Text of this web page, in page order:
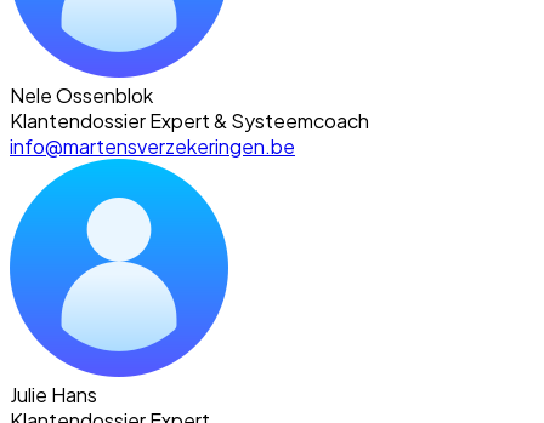
Nele Ossenblok
Klantendossier Expert & Systeemcoach
info@martensverzekeringen.be
Julie Hans